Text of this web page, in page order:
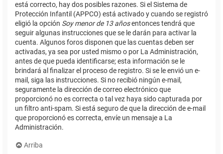
está correcto, hay dos posibles razones. Si el Sistema de
Protección Infantil (APPCO) está activado y cuando se registró
eligió la opción Soy menor de 13 añosentonces tendrá que
seguir algunas instrucciones que se le darán para activar la
cuenta. Algunos foros disponen que las cuentas deben ser
activadas, ya sea por usted mismo o por La Administración,
antes de que pueda identificarse; esta información se le
brindará al finalizar el proceso de registro. Si se le envió un e-
mail, siga las instrucciones. Si no recibió ningún e-mail,
seguramente la dirección de correo electrónico que
proporcionó no es correcta o tal vez haya sido capturada por
un filtro anti-spam. Si está seguro de que la dirección de e-mail
que proporcionó es correcta, envíe un mensaje a La
Administración.
Arriba